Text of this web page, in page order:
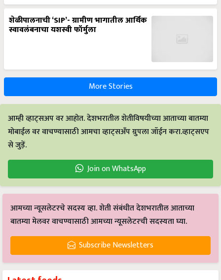
शेळीपालनाची ‘SIP’- ग्रामीण भागातील आर्थिक
स्वावलंबनाचा यशस्वी फॉर्मुला
More Stories
आम्ही व्हाट्सअप वर आहोत. देशभरातील शेतीविषयीच्या आताच्या बातम्या
मोबाईल वर वाचण्यासाठी आमचा व्हाट्सअँप ग्रुपला जॉईन करा.व्हाट्सएप
से जुड़ें.
Join on WhatsApp
आमच्या न्यूसलेटरचे सदस्य व्हा. शेती संबंधीत देशभरातील आताच्या
बातम्या मेलवर वाचण्यासाठी आमच्या न्यूसलेटरची सदस्यता घ्या.
Subscribe Newsletters